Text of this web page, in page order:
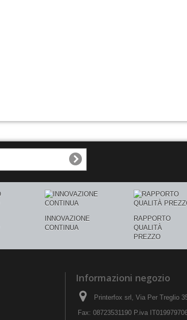
INNOVAZIONE
CONTINUA
RAPPORTO
QUALITÀ
PREZZO
Informazioni negozio
Printerfox srl, Via Per Treglio
Fax: 08723531190 P.iva